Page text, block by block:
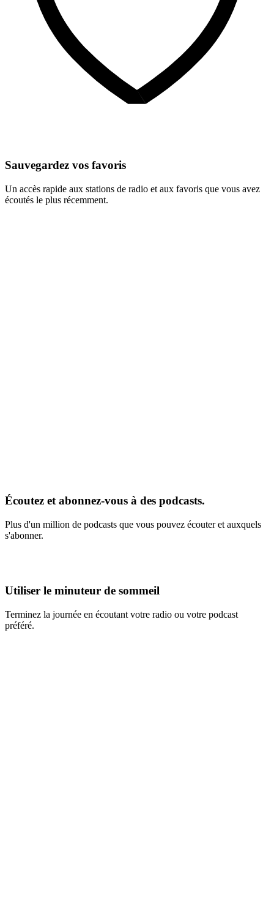
Sauvegardez vos favoris
Un accès rapide aux stations de radio et aux favoris que vous avez
écoutés le plus récemment.
Écoutez et abonnez-vous à des podcasts.
Plus d'un million de podcasts que vous pouvez écouter et auxquels
s'abonner.
Utiliser le minuteur de sommeil
Terminez la journée en écoutant votre radio ou votre podcast
préféré.